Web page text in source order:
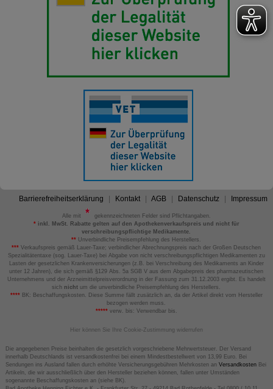
Barrierefreiheitserklärung Kontakt AGB Datenschutz Impressum
Alle mit
gekennzeichneten Felder sind Pflichtangaben.
*inkl. MwSt. Rabatte gelten auf den Apothekenverkaufspreis und nicht für
verschreibungspflichtige Medikamente.
** Unverbindliche Preisempfehlung des Herstellers.
*** Verkaufspreis gemäß Lauer-Taxe; verbindlicher Abrechnungspreis nach der Großen Deutschen
Spezialitätentaxe (sog. Lauer-Taxe) bei Abgabe von nicht verschreibungspflichtigen Medikamenten zu
Lasten der gesetzlichen Krankenversicherungen (z.B. bei Verschreibung des Medikaments an Kinder
unter 12 Jahren), die sich gemäß §129 Abs. 5a SGB V aus dem Abgabepreis des pharmazeutischen
Unternehmens und der Arzneimittelpreisverordnung in der Fassung zum 31.12.2003 ergibt. Es handelt
sich nicht um die unverbindliche Preisempfehlung des Herstellers.
****BK: Beschaffungskosten. Diese Summe fällt zusätzlich an, da der Artikel direkt vom Hersteller
bezogen werden muss.
*****verw. bis: Verwendbar bis.
Hier können Sie Ihre Cookie-Zustimmung widerrufen
Die angegebenen Preise beinhalten die gesetzlich vorgeschriebene Mehrwertsteuer. Der Versand
innerhalb Deutschlands ist versandkostenfrei bei einem Mindestbestellwert von 13,99 Euro. Bei
Sendungen ins Ausland fallen durch erhöhte Versicherungsgebühren Mehrkosten an VersandkostenBei
Artikeln, die wir ausschließlich über den Hersteller beziehen können, fallen unter Umständen
sogenannte Beschaffungskosten an (siehe BK).